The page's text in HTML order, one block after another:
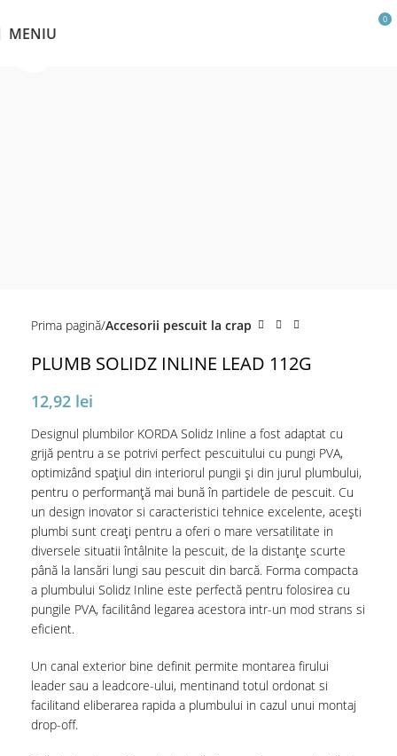
MENIU
0
Prima pagină Accesorii pescuit la crap
PLUMB SOLIDZ INLINE LEAD 112G
12,92 lei
Designul plumbilor KORDA Solidz Inline a fost adaptat cu
grijă pentru a se potrivi perfect pescuitului cu pungi PVA,
optimizând spațiul din interiorul pungii și din jurul plumbului,
pentru o performanță mai bună în partidele de pescuit. Cu
un design inovator si caracteristici tehnice excelente, acești
plumbi sunt creați pentru a oferi o mare versatilitate in
diversele situatii întâlnite la pescuit, de la distanțe scurte
până la lansări lungi sau pescuit din barcă. Forma compacta
a plumbului Solidz Inline este perfectă pentru folosirea cu
pungile PVA, facilitând legarea acestora intr-un mod strans si
eficient.
Un canal exterior bine definit permite montarea firului
leader sau a leadcore-ului, mentinand totul ordonat si
facilitand eliberarea rapida a plumbului in cazul unui montaj
drop-off.